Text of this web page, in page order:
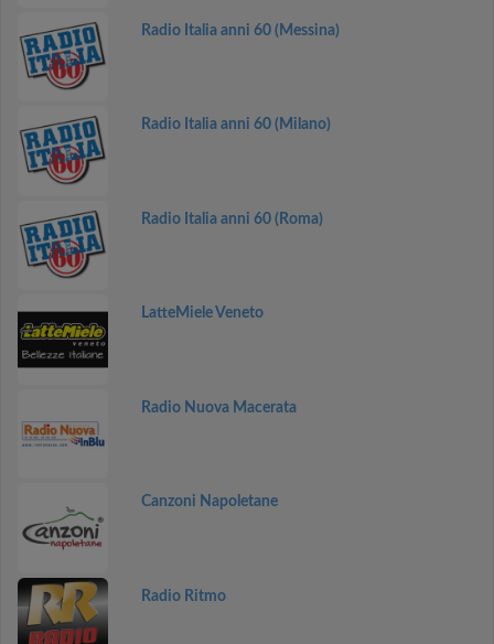
Radio Italia anni 60 (Messina)
Radio Italia anni 60 (Milano)
Radio Italia anni 60 (Roma)
LatteMiele Veneto
Radio Nuova Macerata
Canzoni Napoletane
Radio Ritmo